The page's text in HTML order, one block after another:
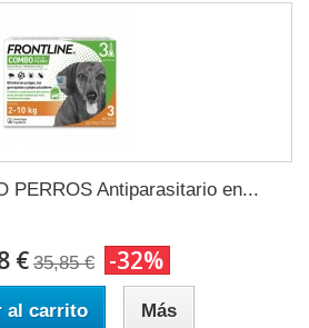
PERROS Antiparasitario en...
€ 35,85 € -32%
al carrito Más